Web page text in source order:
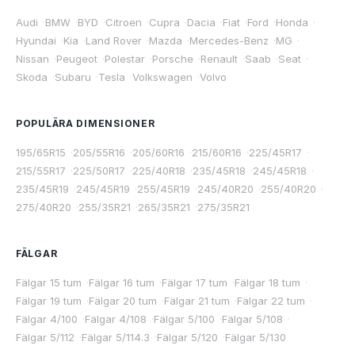
Audi ·BMW ·BYD ·Citroen ·Cupra ·Dacia ·Fiat ·Ford ·Honda ·
Hyundai ·Kia ·Land Rover ·Mazda ·Mercedes-Benz ·MG ·
Nissan ·Peugeot ·Polestar ·Porsche ·Renault ·Saab ·Seat ·
Skoda ·Subaru ·Tesla ·Volkswagen ·Volvo
POPULÄRA DIMENSIONER
195/65R15 ·205/55R16 ·205/60R16 ·215/60R16 ·225/45R17 ·
215/55R17 ·225/50R17 ·225/40R18 ·235/45R18 ·245/45R18 ·
235/45R19 ·245/45R19 ·255/45R19 ·245/40R20 ·255/40R20 ·
275/40R20 ·255/35R21 ·265/35R21 ·275/35R21
FÄLGAR
Fälgar 15 tum ·Fälgar 16 tum ·Fälgar 17 tum ·Fälgar 18 tum ·
Fälgar 19 tum ·Fälgar 20 tum ·Fälgar 21 tum ·Fälgar 22 tum ·
Fälgar 4/100 ·Fälgar 4/108 ·Fälgar 5/100 ·Fälgar 5/108 ·
Fälgar 5/112 ·Fälgar 5/114.3 ·Fälgar 5/120 ·Fälgar 5/130